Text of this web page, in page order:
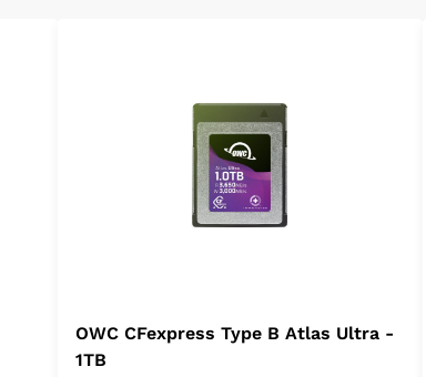
OWC CFexpress Type B Atlas Ultra -
1TB